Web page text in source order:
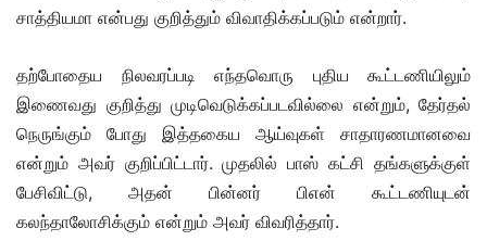
சாத்தியமா என்பது குறித்தும் விவாதிக்கப்படும் என்றார்.
தற்போதைய நிலவரப்படி எந்தவொரு புதிய கூட்டணியிலும்
இணைவது குறித்து முடிவெடுக்கப்படவில்லை என்றும், தேர்தல்
நெருங்கும் போது இத்தகைய ஆய்வுகள் சாதாரணமானவை
என்றும் அவர் குறிப்பிட்டார். முதலில் பாஸ் கட்சி தங்களுக்குள்
பேசிவிட்டு, அதன் பின்னர் பிஎன் கூட்டணியுடன்
கலந்தாலோசிக்கும் என்றும் அவர் விவரித்தார்.